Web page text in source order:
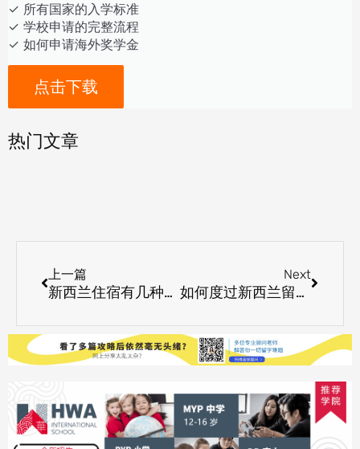
‎‏‏‎‎‏‏‎‎‏✓ ‎所有国家的入学标准
✓ 学校申请的完整流程
✓ 如何申请海外奖学金
点击下载
热门文章
上一篇
新西兰住宿有几种选择
Next
如何度过新西兰留学适应期